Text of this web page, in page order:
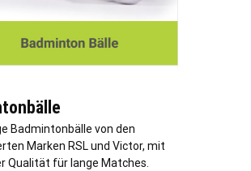
Badmintonbälle von den
Marken RSL und Victor, mit
Qualität für lange Matches.